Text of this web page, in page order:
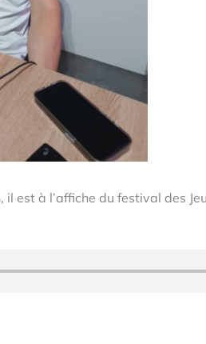
est à l’affiche du festival des